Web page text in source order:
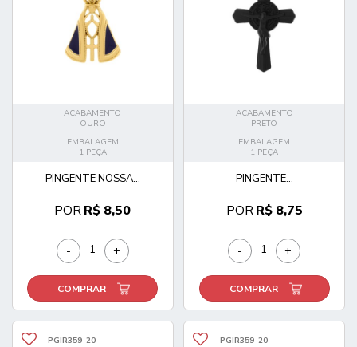
ACABAMENTO
OURO
EMBALAGEM
1 PEÇA
PINGENTE NOSSA...
PORR$ 8,50
- +
COMPRAR
ACABAMENTO
PRETO
EMBALAGEM
1 PEÇA
PINGENTE...
PORR$ 8,75
- +
COMPRAR
PGIR359-20 PGIR359-20